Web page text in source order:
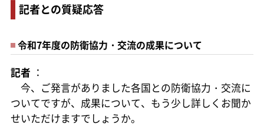
記者との質疑応答
令和7年度の防衛協力・交流の成果について
記者 ：
今、ご発言がありました各国との防衛協力・交流に
ついてですが、成果について、もう少し詳しくお聞か
せいただけますでしょうか。